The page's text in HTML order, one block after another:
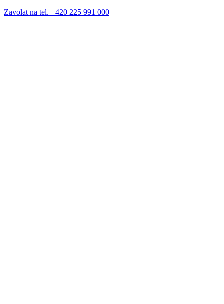
Zavolat na tel. +420 225 991 000